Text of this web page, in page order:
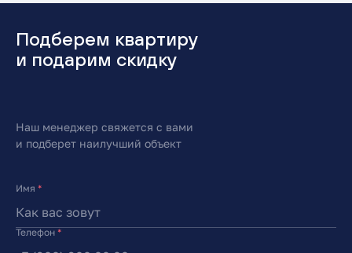
Подберем квартиру
и подарим скидку
Наш менеджер свяжется с вами
и подберет наилучший объект
Имя *
Телефон *